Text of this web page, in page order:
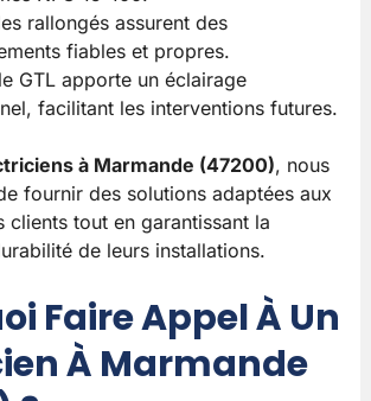
rallongés assurent des
fiables et propres.
GTL apporte un éclairage
facilitant les interventions futures.
à Marmande (47200), nous
fournir des solutions adaptées aux
clients tout en garantissant la
de leurs installations.
Faire Appel À Un
À Marmande